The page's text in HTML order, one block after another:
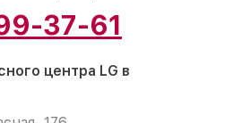
37-61
центра LG в